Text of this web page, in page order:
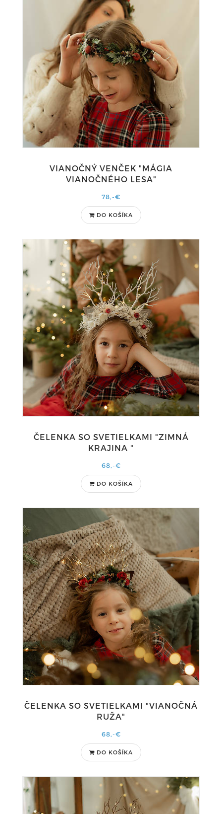
VIANOČNÝ VENČEK "MÁGIA
VIANOČNÉHO LESA"
78,-€
DO KOŠÍKA
ČELENKA SO SVETIELKAMI "ZIMNÁ
KRAJINA "
68,-€
DO KOŠÍKA
ČELENKA SO SVETIELKAMI "VIANOČNÁ
RUŽA"
68,-€
DO KOŠÍKA